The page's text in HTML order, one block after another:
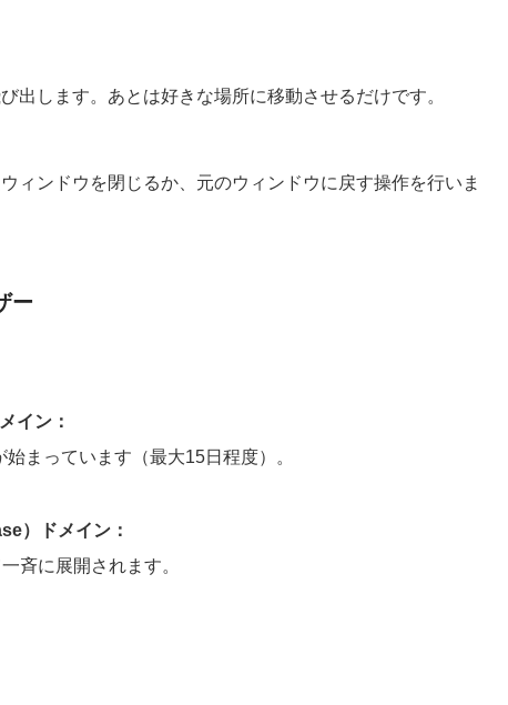
出します。あとは好きな場所に移動させるだけです。
ィンドウを閉じるか、元のウィンドウに戻す操作を行いま
ー
イン：
まっています（最大15日程度）。
）ドメイン：
斉に展開されます。